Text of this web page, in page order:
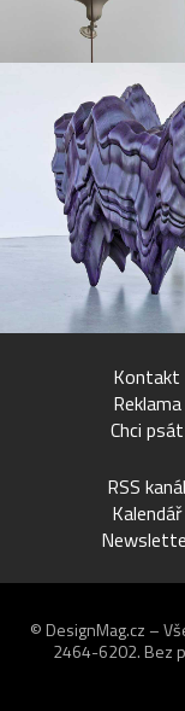
Kontakt
Reklama
Chci psát
RSS kanál
Kalendář
© DesignMag.cz –
2464-6202. Bez